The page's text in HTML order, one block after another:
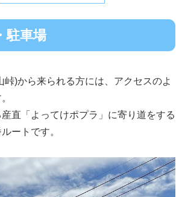
駐車場
峠)から来られる方には、アクセスのよ
直「よってけポプラ」に寄り道をする
ートです。